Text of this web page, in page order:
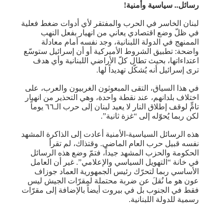
رسائل.. سياسية وأمنية!
لبنان الخاسر في الحرب والمفتقر لأي أدوات ضغط فعلية
في ظلّ وضع اقتصادي يعاني من انهيار بفعل النهب
الممنهج في الدولة اللبنانية، وجد نفسه أمام معادلة
واضحة: تطبيق الشروط الأميركية أو أن إسرائيل ستوسّع
اعتداءاتها، بحيث تطال كلّ الأراضي اللبنانية وأي هدف
ترى إسرائيل أنه يُشكّل تهديداً لها.
في هذا السياق، التقى المبعوثون الغربيون والعرب، على
اختلاف بلدانهم، عند نقطة واحدة، وهي التحذير من انهيار
تامٍّ لوقف إطلاق النار لا يعيد لبنان إلى حرب الـ٦٦ يوماً
لكن ربما يُحوّله إلى “غزة ثانية”.
هذه الرسائل السياسية-الأمنية أعادت إلى الذاكرة المشهد
نفسه قبيل حرب العام الماضي. وقتذاك، لم تقرأ
الحكومة والحزب المشهد جيداً، فتمّ وضع هذه الرسائل
في خانة “التهويل السياسي والإعلامي”. غير أن العامل
الأساسي ربما لتحرّك رئيس الجمهورية العماد جوزاف
عون هو ما نُقلَ عن ضربة محتملة لمقرّات الجيش ليس
فقط في الجنوب بل في بيروت أيضاً بالإضافة إلى مقرّات
رسمية للدولة اللبنانية.